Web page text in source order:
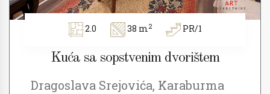
2.0 38 m2 PR/1
Kuća sa sopstvenim dvorištem
Dragoslava Srejovića, Karaburma